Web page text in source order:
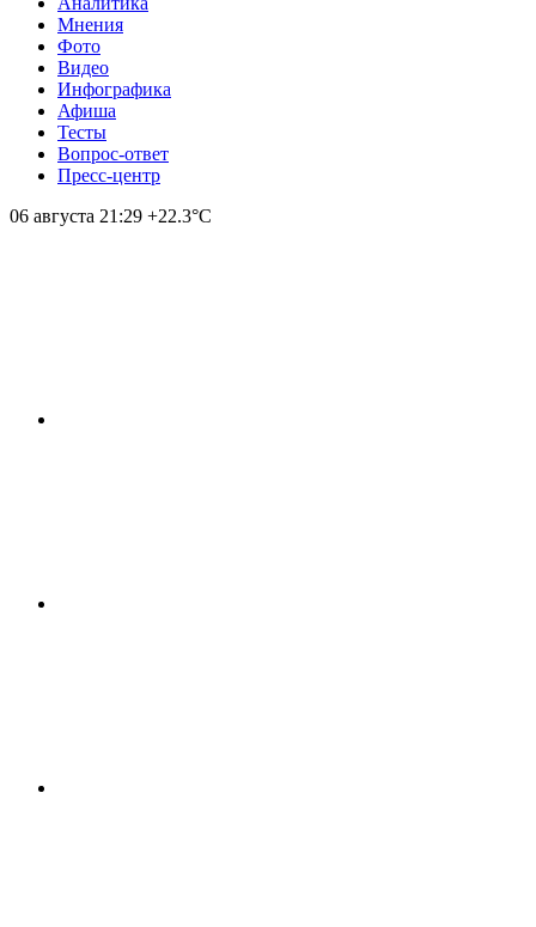
Мнения
Фото
Видео
Инфографика
Афиша
Тесты
Вопрос-ответ
Пресс-центр
06 августа 21:29 +22.3°С